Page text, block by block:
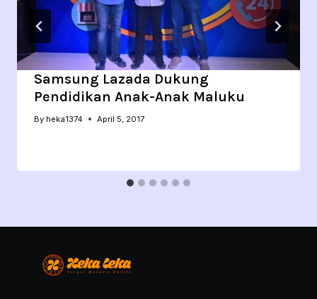
Samsung Lazada Dukung
Pendidikan Anak-Anak Maluku
By heka1374 April 5, 2017